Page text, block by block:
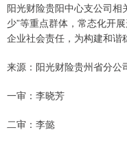
阳光财险贵阳中心支公司相
少”等重点群体，常态化开
企业社会责任，为构建和谐
来源：阳光财险贵州省分公
一审：李晓芳
二审：李懿